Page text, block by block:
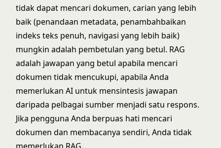
tidak dapat mencari dokumen, carian yang lebih
baik (penandaan metadata, penambahbaikan
indeks teks penuh, navigasi yang lebih baik)
mungkin adalah pembetulan yang betul. RAG
adalah jawapan yang betul apabila mencari
dokumen tidak mencukupi, apabila Anda
memerlukan AI untuk mensintesis jawapan
daripada pelbagai sumber menjadi satu respons.
Jika pengguna Anda berpuas hati mencari
dokumen dan membacanya sendiri, Anda tidak